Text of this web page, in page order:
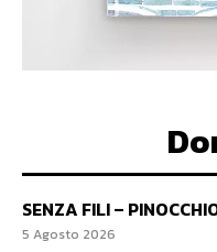
SENZA FILI –
5 Agosto 2026